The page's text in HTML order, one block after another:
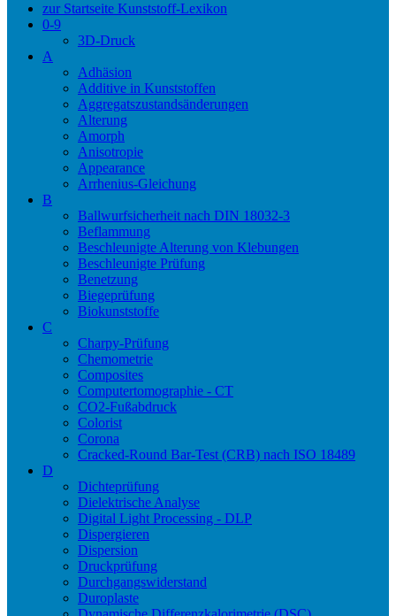
zur Startseite Kunststoff-Lexikon
0-9
3D-Druck
A
Adhäsion
Additive in Kunststoffen
Aggregatszustandsänderungen
Alterung
Amorph
Anisotropie
Appearance
Arrhenius-Gleichung
B
Ballwurfsicherheit nach DIN 18032-3
Beflammung
Beschleunigte Alterung von Klebungen
Beschleunigte Prüfung
Benetzung
Biegeprüfung
Biokunststoffe
C
Charpy-Prüfung
Chemometrie
Composites
Computertomographie - CT
CO2-Fußabdruck
Colorist
Corona
Cracked-Round Bar-Test (CRB) nach ISO 18489
D
Dichteprüfung
Dielektrische Analyse
Digital Light Processing - DLP
Dispergieren
Dispersion
Druckprüfung
Durchgangswiderstand
Duroplaste